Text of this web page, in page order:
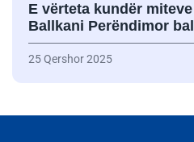
E vërteta kundër
Ballkani Perëndimor
25 Qershor 2025